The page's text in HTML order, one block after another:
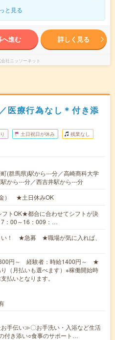
と見る
へ進む 詳しく見る
社ニッソーネット
医療行為なし＊付き添
土日祝日が休み 残業なし
(群馬県)駅から---分／高崎商科大学
から---分／西吉井駅から---分
） ★土日休みOK
トOK★都合に合わせてシフトが決
7：00～16：009：…
い！ ★急募 ★職場が気に入れば、
円～ 経験者：時給1400円～ ★
（月払いも選べます）※稼働開始時
払いとなります。
手伝い≫〇お手洗い・入浴など生活
付き添い○食事のサポート…